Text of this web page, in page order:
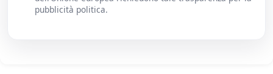
pubblicità politica.